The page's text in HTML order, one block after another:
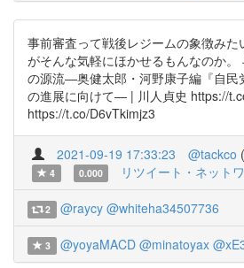
事前審査って戦後レジームの象徴みた
がそんな気軽にほかせるもんなのか
の源流―奥健太郎・河野康子編『自民
の進展に向けて― | 川人貞史 https://
https://t.co/D6vTkimjz3
2021-09-19 17:33:23 @tackco (
4
0.000 リツイート・ネット
2 @raycy @whiteha34507736
3 @yoyaMACD @minatoyax